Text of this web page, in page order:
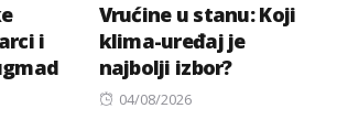
i
Vrućine u stanu: Koji
klima-uređaj je
najbolji izbor?
Posted
04/08/2026